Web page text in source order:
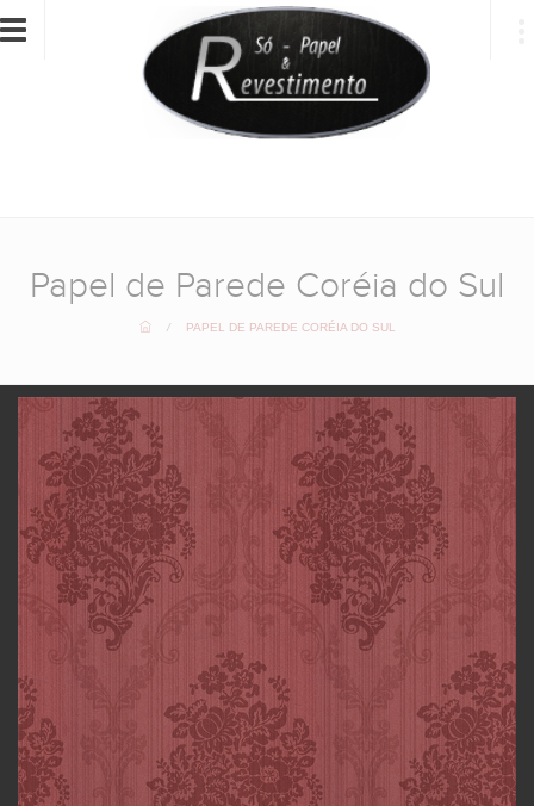
Toggle
Papel de Parede Coréia do Sul
/ PAPEL DE PAREDE CORÉIA DO SUL